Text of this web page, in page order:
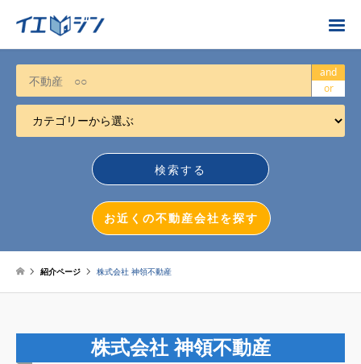
お近くの不動産会社を探す
カテゴリーから選ぶ
不動産売却
不動産投資
マンション売却
and
or
お近くの不動産会社を探す
紹介ページ 株式会社 神領不動産
株式会社 神領不動産